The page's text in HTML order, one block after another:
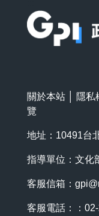
關於本站 隱私
覽
地址：10491台
指導單位：文化
客服信箱：
客服電話：：